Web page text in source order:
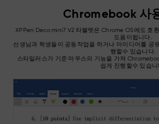
Chromebook 사
XPPen Deco mini7 V2 타블렛은 Chrome OS에도 호
도움이됩니다.
선생님과 학생들이 공동작업을 하거나 아이디어를 공
행할수 있습니다.
스타일러스가 기준 마우스의 기능을 가져
쉽게 진행할수 있습니